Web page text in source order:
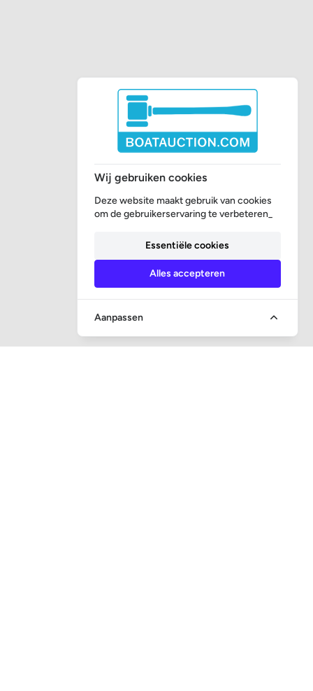
Wij gebruiken cookies
Deze website maakt gebruik van cookies
om de gebruikerservaring te verbeteren_
Essentiële cookies
Alles accepteren
Aanpassen